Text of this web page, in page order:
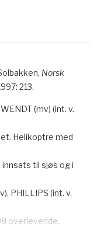
Norsk
213.
(mv) (int. v.
Helikoptre med
til sjøs og i
PHILLIPS (int. v.
overlevende.